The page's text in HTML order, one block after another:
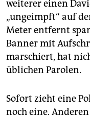
weiterer einen
„ungeimpft“ auf
Meter entfernt
Banner mit
marschiert, hat
üblichen Parolen.
Sofort zieht eine
noch eine.